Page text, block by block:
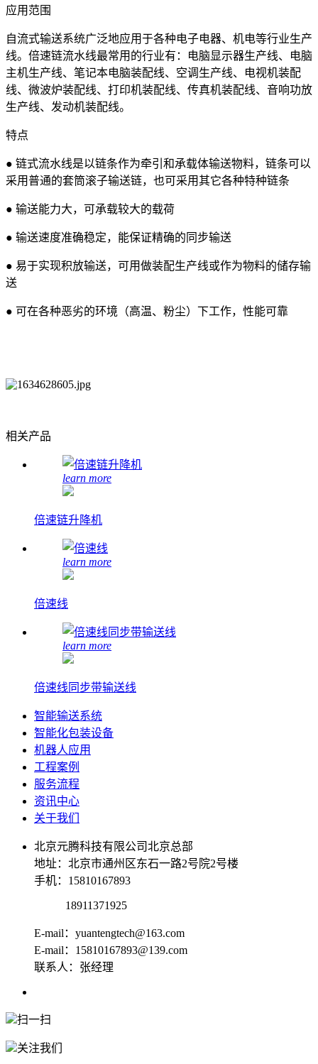
应用范围
自流式输送系统广泛地应用于各种电子电器、机电等行业生产
线。倍速链流水线最常用的行业有：电脑显示器生产线、电脑
主机生产线、笔记本电脑装配线、空调生产线、电视机装配
线、微波炉装配线、打印机装配线、传真机装配线、音响功放
生产线、发动机装配线。
特点
● 链式流水线是以链条作为牵引和承载体输送物料，链条可以
采用普通的套筒滚子输送链，也可采用其它各种特种链条
● 输送能力大，可承载较大的载荷
● 输送速度准确稳定，能保证精确的同步输送
● 易于实现积放输送，可用做装配生产线或作为物料的储存输
送
● 可在各种恶劣的环境（高温、粉尘）下工作，性能可靠
相关产品
learn more
倍速链升降机
learn more
倍速线
learn more
倍速线同步带输送线
智能输送系统
智能化包装设备
机器人应用
工程案例
服务流程
资讯中心
关于我们
北京元腾科技有限公司北京总部
地址：北京市通州区东石一路2号院2号楼
手机：15810167893
18911371925
E-mail：yuantengtech@163.com
E-mail：15810167893@139.com
联系人：张经理
扫一扫
关注我们